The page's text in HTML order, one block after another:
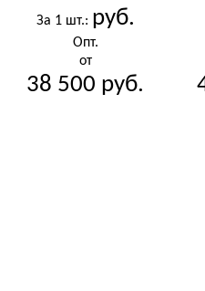
За 1 шт.: руб.
Опт.
от
38 500 руб.